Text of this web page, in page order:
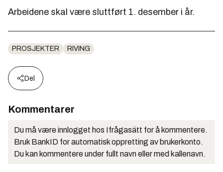
Arbeidene skal være sluttført 1. desember i år.
PROSJEKTER RIVING
Del
Kommentarer
Du må være innlogget hos Ifrågasätt for å kommentere.
Bruk BankID for automatisk oppretting av brukerkonto.
Du kan kommentere under fullt navn eller med kallenavn.